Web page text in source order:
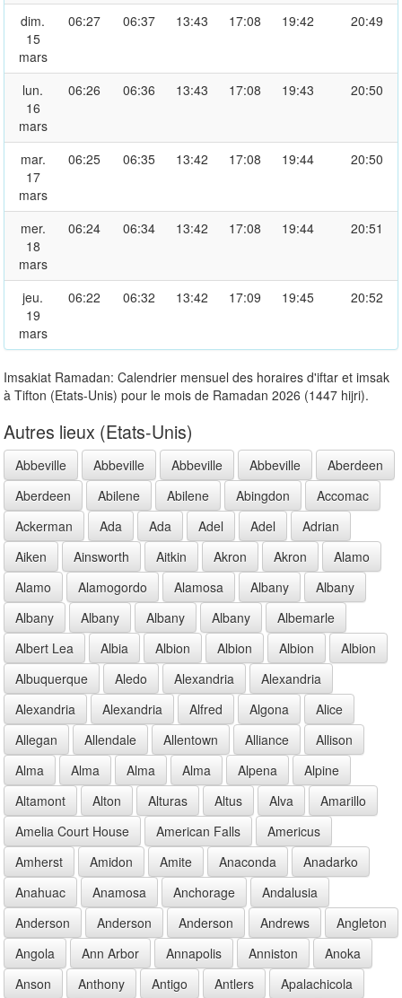
dim.
15
mars
06:27 06:37 13:43 17:08 19:42 20:49
lun.
16
mars
06:26 06:36 13:43 17:08 19:43 20:50
mar.
17
mars
06:25 06:35 13:42 17:08 19:44 20:50
mer.
18
mars
06:24 06:34 13:42 17:08 19:44 20:51
jeu.
19
mars
06:22 06:32 13:42 17:09 19:45 20:52
Imsakiat Ramadan: Calendrier mensuel des horaires d'iftar et imsak
à Tifton (Etats-Unis) pour le mois de Ramadan 2026 (1447 hijri).
Autres lieux (Etats-Unis)
Abbeville Abbeville Abbeville Abbeville
Aberdeen
Aberdeen
Abilene Abilene Abingdon
Accomac
Ackerman
Ada Ada Adel Adel
Adrian
Aiken
Ainsworth Aitkin Akron Akron
Alamo
Alamo
Alamogordo Alamosa Albany
Albany
Albany
Albany Albany Albany
Albemarle
Albert Lea
Albia Albion Albion Albion
Albion
Albuquerque
Aledo Alexandria
Alexandria
Alexandria
Alexandria Alfred Algona
Alice
Allegan
Allendale Allentown Alliance
Allison
Alma
Alma Alma Alma Alpena
Alpine
Altamont
Alton Alturas Altus Alva
Amarillo
Amelia Court House
American Falls
Americus
Amherst
Amidon Amite Anaconda
Anadarko
Anahuac
Anamosa Anchorage
Andalusia
Anderson
Anderson Anderson Andrews
Angleton
Angola
Ann Arbor Annapolis Anniston
Anoka
Anson
Anthony Antigo Antlers
Apalachicola